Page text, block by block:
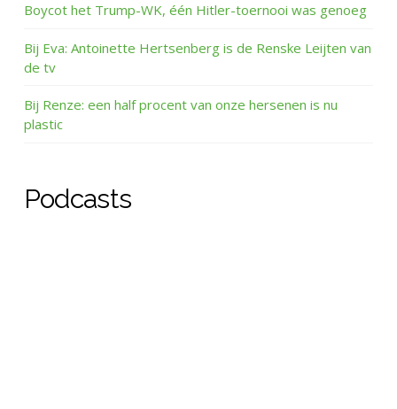
Boycot het Trump-WK, één Hitler-toernooi was genoeg
Bij Eva: Antoinette Hertsenberg is de Renske Leijten van
de tv
Bij Renze: een half procent van onze hersenen is nu
plastic
Podcasts